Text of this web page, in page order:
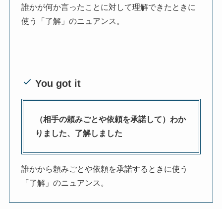
誰かが何か言ったことに対して理解できたときに
使う「了解」のニュアンス。
You got it
（相手の頼みごとや依頼を承諾して）わか
りました、了解しました
誰かから頼みごとや依頼を承諾するときに使う
「了解」のニュアンス。